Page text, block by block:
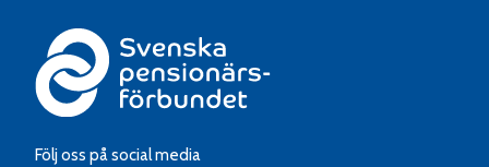
Följ oss på social media